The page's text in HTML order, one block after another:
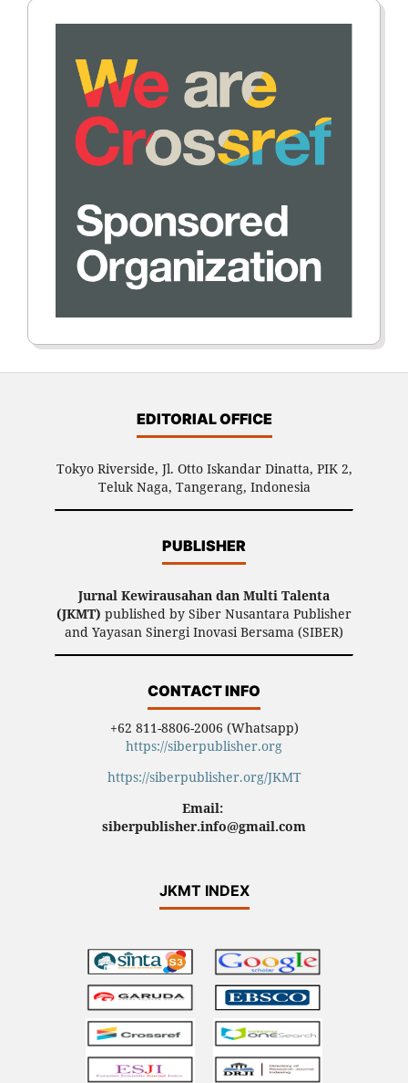
EDITORIAL OFFICE
Tokyo Riverside, Jl. Otto Iskandar Dinatta, PIK 2,
Teluk Naga, Tangerang, Indonesia
PUBLISHER
Jurnal Kewirausahan dan Multi Talenta
(JKMT) published by Siber Nusantara Publisher
and Yayasan Sinergi Inovasi Bersama (SIBER)
CONTACT INFO
+62 811-8806-2006 (Whatsapp)
https://siberpublisher.org
https://siberpublisher.org/JKMT
Email:
siberpublisher.info@gmail.com
JKMT INDEX